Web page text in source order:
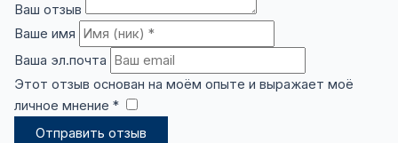
Ваш отзыв
Ваше имя
Ваша эл.почта
Этот отзыв основан на моём опыте и выражает моё
личное мнение *
Отправить отзыв